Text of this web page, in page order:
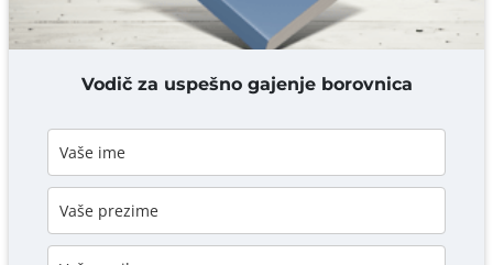
DODAJ KOMENTAR
Vodič za uspešno gajenje borovnica